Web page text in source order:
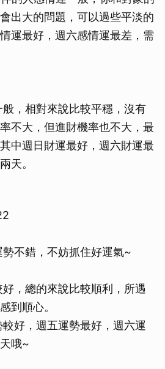
出大的問題，可以過些平淡的
運最好，週六感情運最差，需
，相對來說比較平穩，沒有
不大，但進財機率也不大，最
中週日財運最好，週六財運最
天。
不錯，不妨抓住好運氣~
，總的來說比較順利，所遇
到順心。
好，週五運勢最好，週六運
哦~